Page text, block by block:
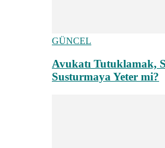
GÜNCEL
Avukatı Tutuklamak,
Susturmaya Yeter mi?